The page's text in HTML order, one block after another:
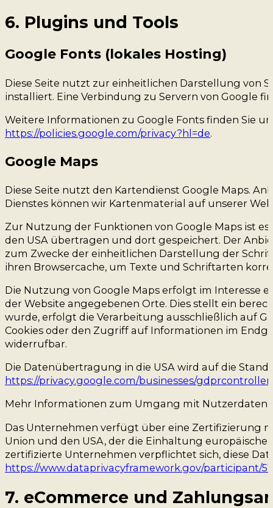
6. Plugins und Tools
Google Fonts (lokales Hosting)
Diese Seite nutzt zur einheitlichen Darstellung von
installiert. Eine Verbindung zu Servern von Google
Weitere Informationen zu Google Fonts finden Sie
https://policies.google.com/privacy?hl=de.
Google Maps
Diese Seite nutzt den Kartendienst Google Maps.
Dienstes können wir Kartenmaterial auf unserer
Zur Nutzung der Funktionen von Google Maps ist
den USA übertragen und dort gespeichert. Der
zum Zwecke der einheitlichen Darstellung der
ihren Browsercache, um Texte und Schriftarten
Die Nutzung von Google Maps erfolgt im Interesse
der Website angegebenen Orte. Dies stellt ein
wurde, erfolgt die Verarbeitung ausschließlich auf
Cookies oder den Zugriff auf Informationen im
widerrufbar.
Die Datenübertragung in die USA wird auf die
https://privacy.google.com/businesses/
Mehr Informationen zum Umgang mit Nutzerdaten
Das Unternehmen verfügt über eine Zertifizierung
Union und den USA, der die Einhaltung
zertifizierte Unternehmen verpflichtet sich, diese
https://www.dataprivacyframework.gov/participant/
7. eCommerce und